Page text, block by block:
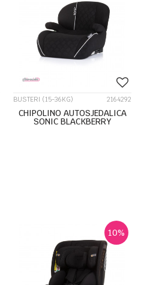
BUSTERI (15-36KG) 2164292
CHIPOLINO AUTOSJEDALICA
SONIC BLACKBERRY
10%